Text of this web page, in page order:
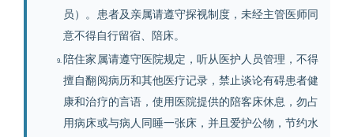
员）。患者及亲属请遵守探视制度，未经主管医师同
意不得自行留宿、陪床。
陪住家属请遵守医院规定，听从医护人员管理，不得
擅自翻阅病历和其他医疗记录，禁止谈论有碍患者健
康和治疗的言语，使用医院提供的陪客床休息，勿占
用病床或与病人同睡一张床，并且爱护公物，节约水